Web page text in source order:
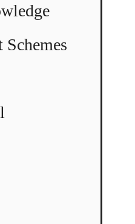
Schemes